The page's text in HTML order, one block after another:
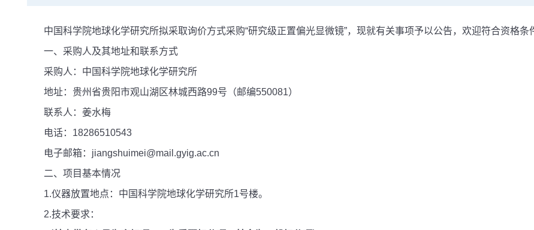
中国科学院地球化学研究所拟采取询价方式采购“研究级正置偏光显微镜”，现就有关事项予以公告，欢迎符合资格条
一、采购人及其地址和联系方式
采购人：中国科学院地球化学研究所
地址：贵州省贵阳市观山湖区林城西路99号（邮编550081）
联系人：姜水梅
电话：18286510543
电子邮箱：jiangshuimei@mail.gyig.ac.cn
二、项目基本情况
1.仪器放置地点：中国科学院地球化学研究所1号楼。
2.技术要求：